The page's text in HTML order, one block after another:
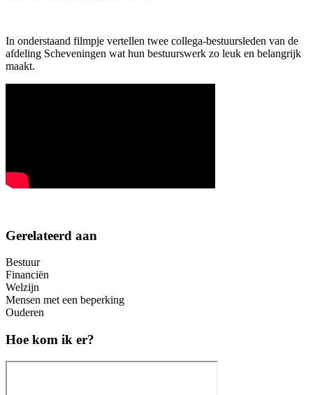
In onderstaand filmpje vertellen twee collega-bestuursleden van de
afdeling Scheveningen wat hun bestuurswerk zo leuk en belangrijk
maakt.
Gerelateerd aan
Bestuur
Financiën
Welzijn
Mensen met een beperking
Ouderen
Hoe kom ik er?